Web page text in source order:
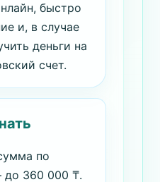
быстро
и, в случае
деньги на
счет.
по
до 360 000 ₸.